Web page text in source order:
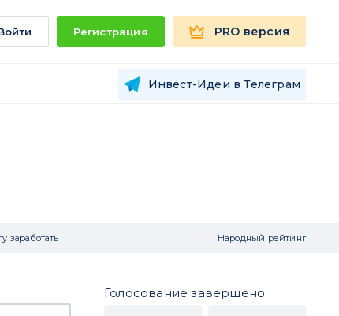
Регистрация PRO версия
Инвест-Идеи в Телеграм
заработать Народный рейтинг
Голосование завершено.